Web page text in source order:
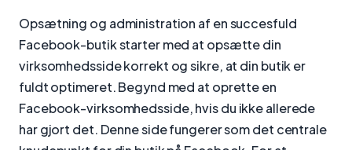
Opsætning og administration af en succesfuld
Facebook-butik starter med at opsætte din
virksomhedsside korrekt og sikre, at din butik er
fuldt optimeret. Begynd med at oprette en
Facebook-virksomhedsside, hvis du ikke allerede
har gjort det. Denne side fungerer som det centrale